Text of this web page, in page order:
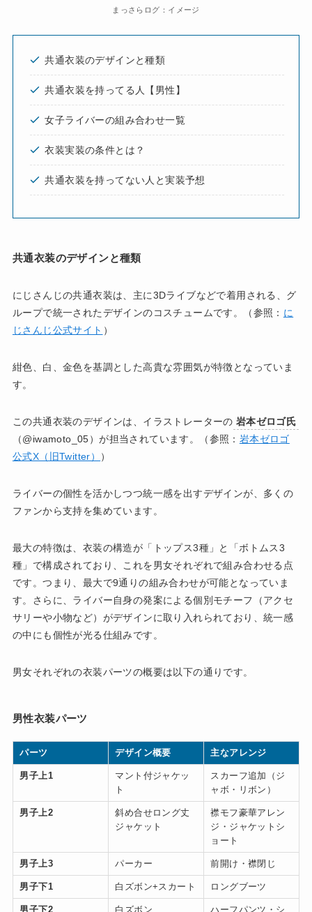
まっさらログ：イメージ
共通衣装のデザインと種類
共通衣装を持ってる人【男性】
女子ライバーの組み合わせ一覧
衣装実装の条件とは？
共通衣装を持ってない人と実装予想
共通衣装のデザインと種類
にじさんじの共通衣装は、主に3Dライブなどで着用される、グ
ループで統一されたデザインのコスチュームです。（参照： に
じさんじ公式サイト ）
紺色、白、金色を基調とした高貴な雰囲気が特徴となっていま
す。
この共通衣装のデザインは、イラストレーターの 岩本ゼロゴ氏
（@iwamoto_05）が担当されています。（参照： 岩本ゼロゴ
公式X（旧Twitter）
）
ライバーの個性を活かしつつ統一感を出すデザインが、多くの
ファンから支持を集めています。
最大の特徴は、衣装の構造が「トップス3種」と「ボトムス3
種」で構成されており、これを男女それぞれで組み合わせる点
です。つまり、最大で9通りの組み合わせが可能となっていま
す。さらに、ライバー自身の発案による個別モチーフ（アクセ
サリーや小物など）がデザインに取り入れられており、統一感
の中にも個性が光る仕組みです。
男女それぞれの衣装パーツの概要は以下の通りです。
男性衣装パーツ
パーツ デザイン概要 主なアレンジ
男子上1
マント付ジャケッ
ト
スカーフ追加（ジ
ャボ・リボン）
男子上2
斜め合せロング丈
ジャケット
襟モフ豪華アレン
ジ・ジャケットシ
ョート
男子上3 パーカー 前開け・襟閉じ
男子下1 白ズボン+スカート ロングブーツ
男子下2 白ズボン
ハーフパンツ・シ